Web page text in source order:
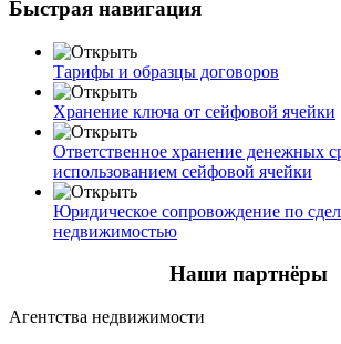
Быстрая навигация
Тарифы и образцы договоров
Хранение ключа от сейфовой ячейки
Ответственное хранение денежных
использованием сейфовой ячейки
Юридическое сопровождение по
недвижимостью
Наши партнёры
Агентства недвижимости